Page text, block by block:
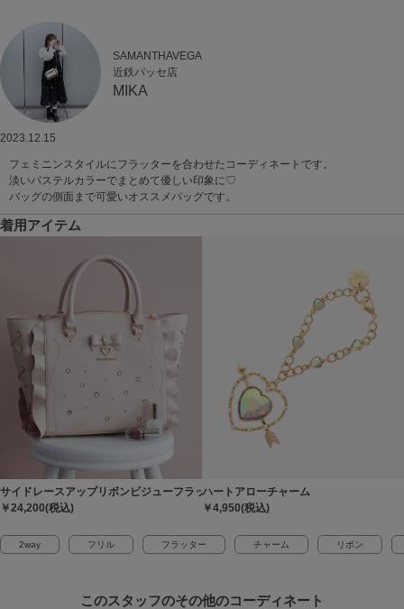
SAMANTHAVEGA
近鉄パッセ店
MIKA
2023.12.15
フェミニンスタイルにフラッターを合わせたコーディネートです。
淡いパステルカラーでまとめて優しい印象に♡
バッグの側面まで可愛いオススメバッグです。
着用アイテム
サイドレースアップリボンビジューフラッター
￥24,200(税込)
ハートアローチャーム
￥4,950(税込)
2way フリル フラッター チャーム リボン
このスタッフのその他のコーディネート